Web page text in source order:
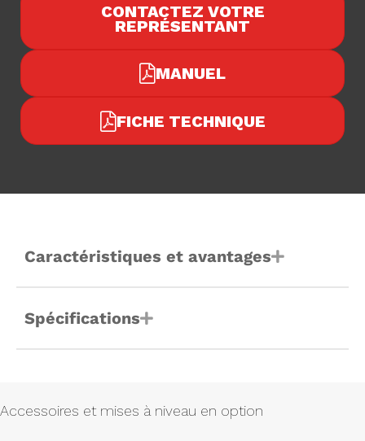
CONTACTEZ VOTRE
REPRÉSENTANT
MANUEL
FICHE TECHNIQUE
Caractéristiques et avantages
Spécifications
Accessoires et mises à niveau en option